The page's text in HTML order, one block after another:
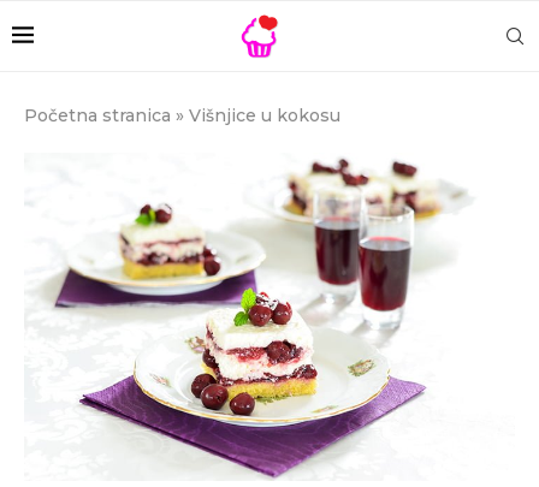
Početna stranica » Višnjice u kokosu